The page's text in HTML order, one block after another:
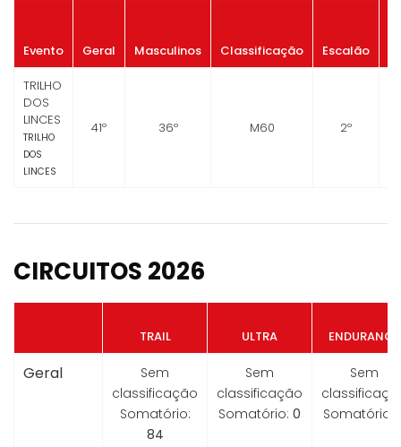
Evento Geral Masculinos Classificação Escalão
TRILHO
DOS
LINCES
TRILHO
DOS
LINCES
41º 36º M60 2º
CIRCUITOS 2026
TRAIL ULTRA ENDURANCE
Geral
Sem
classificação
Somatório:
84
Sem
classificação
Somatório: 0
Sem
Somatório: